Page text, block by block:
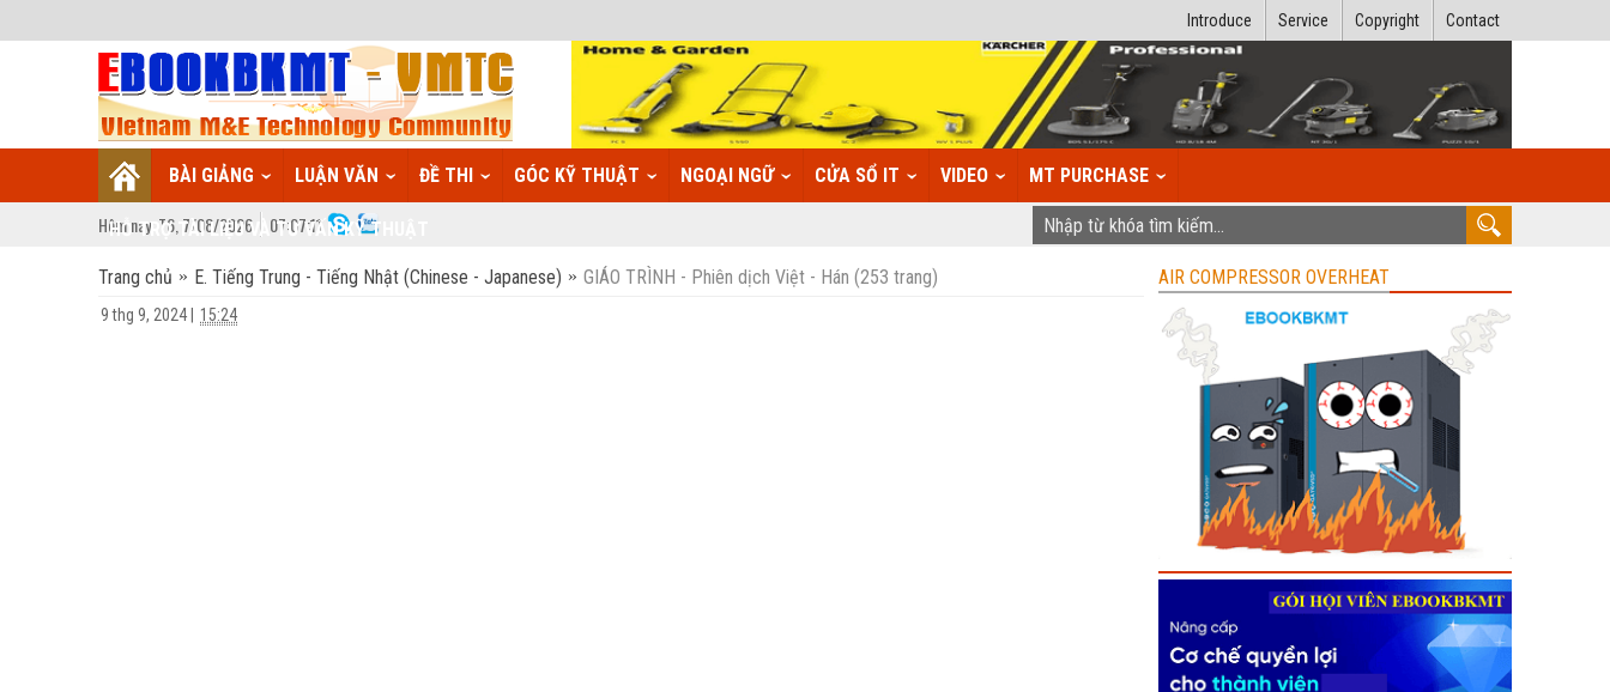
Contact
Copyright
Service
Introduce
BÀI GIẢNG LUẬN VĂN ĐỀ THI GÓC KỸ THUẬT NGOẠI NGỮ CỬA SỔ IT VIDEO MT PURCHASE
HỖ TRỢ TÀI LIỆU VÀ TƯ VẤN KỸ THUẬT
Hôm nay: T6, 7/08/2026 07:07:12
Trang chủ E. Tiếng Trung - Tiếng Nhật (Chinese - Japanese) GIÁO TRÌNH - Phiên dịch Việt - Hán (253 trang)
9 thg 9, 2024 15:24
AIR COMPRESSOR OVERHEAT